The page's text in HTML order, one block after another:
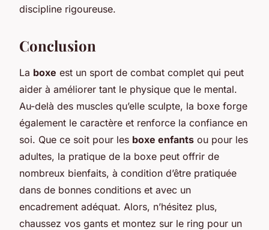
discipline rigoureuse.
Conclusion
La boxe est un sport de combat complet qui peut
aider à améliorer tant le physique que le mental.
Au-delà des muscles qu’elle sculpte, la boxe forge
également le caractère et renforce la confiance en
soi. Que ce soit pour les boxe enfants ou pour les
adultes, la pratique de la boxe peut offrir de
nombreux bienfaits, à condition d’être pratiquée
dans de bonnes conditions et avec un
encadrement adéquat. Alors, n’hésitez plus,
chaussez vos gants et montez sur le ring pour un